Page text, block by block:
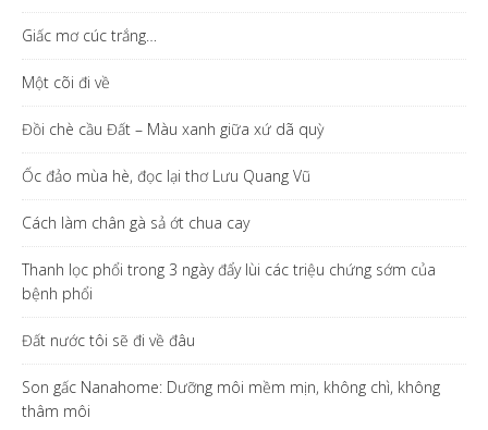
Giấc mơ cúc trắng…
Một cõi đi về
Đồi chè cầu Đất – Màu xanh giữa xứ dã quỳ
Ốc đảo mùa hè, đọc lại thơ Lưu Quang Vũ
Cách làm chân gà sả ớt chua cay
Thanh lọc phổi trong 3 ngày đẩy lùi các triệu chứng sớm của
bệnh phổi
Đất nước tôi sẽ đi về đâu
Son gấc Nanahome: Dưỡng môi mềm mịn, không chì, không
thâm môi